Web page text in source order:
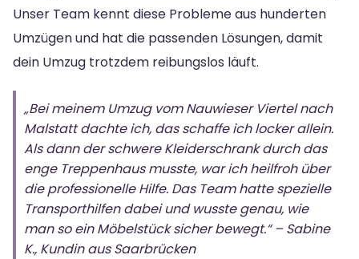
Unser Team kennt diese Probleme aus hunderten
Umzügen und hat die passenden Lösungen, damit
dein Umzug trotzdem reibungslos läuft.
„Bei meinem Umzug vom Nauwieser Viertel nach
Malstatt dachte ich, das schaffe ich locker allein.
Als dann der schwere Kleiderschrank durch das
enge Treppenhaus musste, war ich heilfroh über
die professionelle Hilfe. Das Team hatte spezielle
Transporthilfen dabei und wusste genau, wie
man so ein Möbelstück sicher bewegt.“ – Sabine
K., Kundin aus Saarbrücken